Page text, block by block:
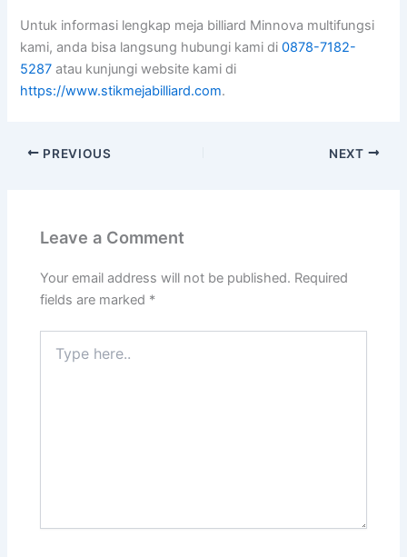
Untuk informasi lengkap meja billiard Minnova multifungsi
kami, anda bisa langsung hubungi kami di0878-7182-
5287 atau kunjungi website kami di
https://www.stikmejabilliard.com.
PREVIOUS NEXT
Leave a Comment
Your email address will not be published. Required
fields are marked *
here..